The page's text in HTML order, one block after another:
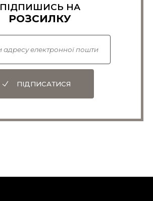
ПІДПИШИСЬ НА
РОЗСИЛКУ
ПІДПИСАТИСЯ